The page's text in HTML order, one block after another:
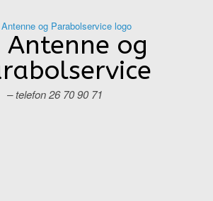
Antenne og
– telefon 26 70 90 71